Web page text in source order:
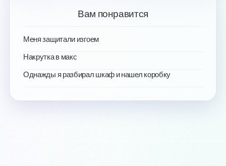
Вам понравится
Меня защитали изгоем
Накрутка в макс
Однажды я разбирал шкаф и нашел коробку